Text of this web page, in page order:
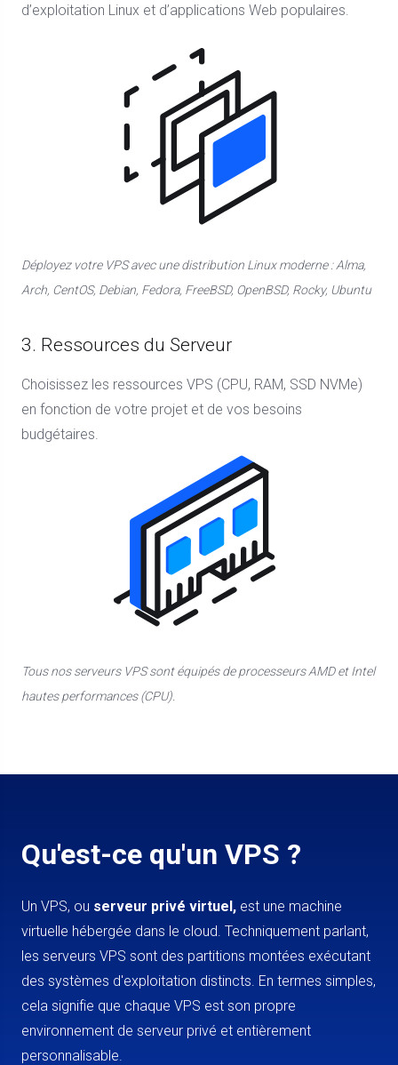
d’exploitation Linux et d’applications Web populaires.
Déployez votre VPS avec une distribution Linux moderne : Alma,
Arch, CentOS, Debian, Fedora, FreeBSD, OpenBSD, Rocky, Ubuntu
3. Ressources du Serveur
Choisissez les ressources VPS (CPU, RAM, SSD NVMe)
en fonction de votre projet et de vos besoins
budgétaires.
Tous nos serveurs VPS sont équipés de processeurs AMD et Intel
hautes performances (CPU).
Qu'est-ce qu'un VPS ?
Un VPS, ou serveur privé virtuel, est une machine
virtuelle hébergée dans le cloud. Techniquement parlant,
les serveurs VPS sont des partitions montées exécutant
des systèmes d'exploitation distincts. En termes simples,
cela signifie que chaque VPS est son propre
environnement de serveur privé et entièrement
personnalisable.